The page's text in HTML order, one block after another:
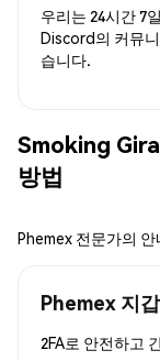
우리는 24시간 7
Discord의 커뮤
습니다.
Smoking
방법
Phemex 전문가의 안
Phemex 지
2FA로 안전하고